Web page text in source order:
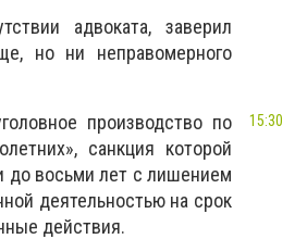
адвоката, заверил
но ни неправомерного
производство по
санкция которой
до восьми лет с лишением
деятельностью на срок
действия.
15:30